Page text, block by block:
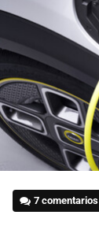
7 comentarios